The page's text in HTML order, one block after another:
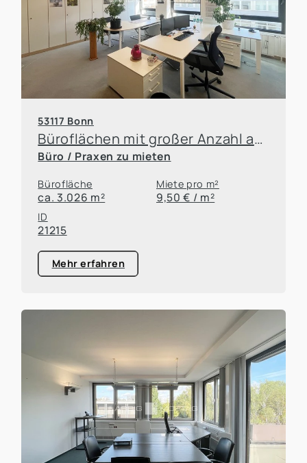
53117 Bonn
Büroflächen mit großer Anzahl an Stellplätzen und guter Erreichbarkeit zu vermieten
Büro / Praxen zu mieten
Bürofläche
ca. 3.026 m²
Miete pro m²
9,50 € / m²
ID
21215
Mehr erfahren